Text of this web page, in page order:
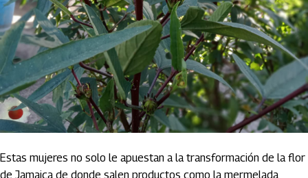
Estas mujeres no solo le apuestan a la transformación de la flor
de Jamaica de donde salen productos como la mermelada,